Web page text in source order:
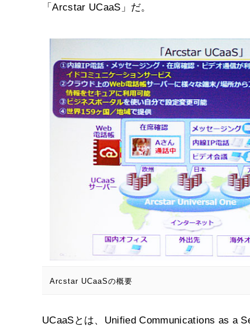
「Arcstar UCaaS」だ。
Arcstar UCaaSの概要
UCaaSとは、Unified Communications as a